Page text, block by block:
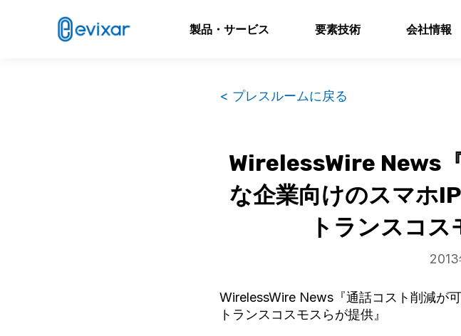
製品・サービス 要素技術 会社情報
< プレスルームに戻る
WirelessWire News
な企業向けのスマホ
トランスコス
WirelessWire News『通話コスト削減が
トランスコスモスらが提供』